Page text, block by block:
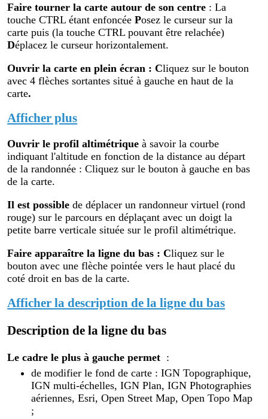
Faire tourner la carte autour de son centre : La
touche CTRL étant enfoncéePosez le curseur sur la
carte puis (la touche CTRL pouvant être relachée)
Déplacez le curseur horizontalement.
Ouvrir la carte en plein écran :Cliquez sur le bouton
avec 4 flèches sortantes situé à gauche en haut de la
carte.
Afficher plus
Ouvrir le profil altimétrique à savoir la courbe
indiquant l'altitude en fonction de la distance au départ
de la randonnée : Cliquez sur le bouton à gauche en bas
de la carte.
Il est possible de déplacer un randonneur virtuel (rond
rouge) sur le parcours en déplaçant avec un doigt la
petite barre verticale située sur le profil altimétrique.
Faire apparaître la ligne du bas : Cliquez sur le
bouton avec une flèche pointée vers le haut placé du
coté droit en bas de la carte.
Afficher la description de la ligne du bas
Description de la ligne du bas
Le cadre le plus à gauche permet :
de modifier le fond de carte : IGN Topographique,
IGN multi-échelles, IGN Plan, IGN Photographies
aériennes, Esri, Open Street Map, Open Topo Map
;